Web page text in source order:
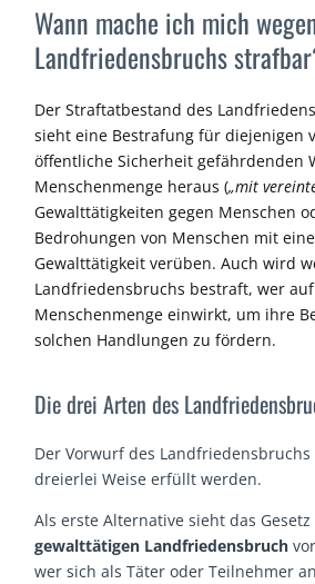
Wann mache ich mich
Landfriedensbruchs
DerStraftatbestand des
sieht eine Bestrafung für diejenigen
öffentliche Sicherheit gefährdenden
Menschenmenge heraus(„mit
Gewalttätigkeiten gegen Menschen
Bedrohungen von Menschen mit
Gewalttätigkeit verüben. Auch wird
Landfriedensbruchs bestraft, wer
Menschenmenge einwirkt, um ihre
solchen Handlungen zu fördern.
Die drei Arten des
Der Vorwurf des
dreierlei Weise erfüllt werden.
Als erste Alternative sieht das
gewalttätigen Landfriedensbruch
wer sich als Täter oder Teilnehmer